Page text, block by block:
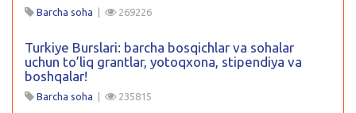
Barcha soha | 269226
Turkiye Burslari: barcha bosqichlar va sohalar
uchun to’liq grantlar, yotoqxona, stipendiya va
boshqalar!
Barcha soha | 235815